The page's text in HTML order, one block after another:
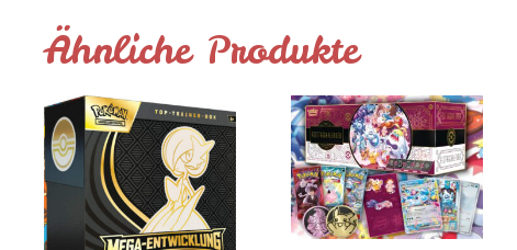
Ähnliche Produkte